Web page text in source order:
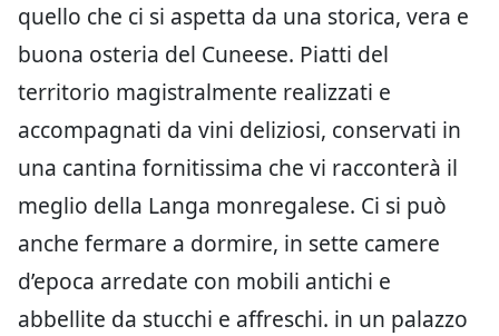
quello che ci si aspetta da una storica, vera e
buona osteria del Cuneese. Piatti del
territorio magistralmente realizzati e
accompagnati da vini deliziosi, conservati in
una cantina fornitissima che vi racconterà il
meglio della Langa monregalese. Ci si può
anche fermare a dormire, in sette camere
d’epoca arredate con mobili antichi e
abbellite da stucchi e affreschi. in un palazzo